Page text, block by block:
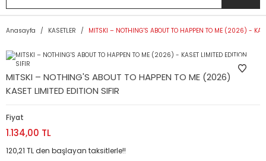
Anasayfa KASETLER MITSKI – NOTHING'S ABOUT TO HAPPEN TO ME (2026) -
MITSKI – NOTHING'S ABOUT TO HAPPEN TO ME (2026) -
KASET LIMITED EDITION SIFIR
Fiyat
1.134,00 TL
120,21 TL den başlayan taksitlerle!!